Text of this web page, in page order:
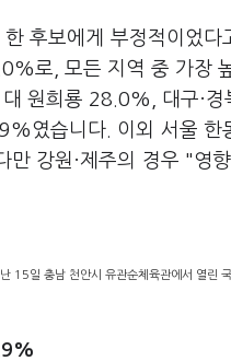
후보에게 부정적이었
로, 모든 지역 중 가장
원희룡 28.0%, 대구·
였습니다. 이외 서울
강원·제주의 경우 "영
15일 충남 천안시 유관순체육관에서 열린